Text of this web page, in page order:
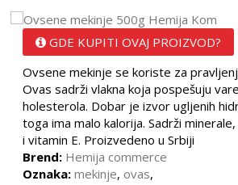
GDE KUPITI OVAJ PROIZVOD?
Ovsene mekinje se koriste za
Ovas sadrži vlakna koja pospešuju
holesterola. Dobar je izvor ugljenih
toga ima malo kalorija. Sadrži
i vitamin E. Proizvedeno u Srbiji
Brend: Hemija commerce
Oznaka: mekinje,ovas,